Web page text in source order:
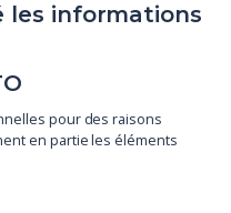
les informations
pour des raisons
en partie les éléments